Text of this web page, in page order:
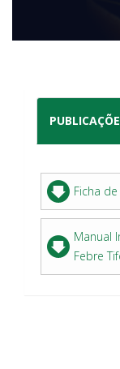
Ficha
Manual
Febre